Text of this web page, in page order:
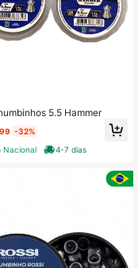
5.5 Hammer
,99 -32%
Nacional
4-7 dias